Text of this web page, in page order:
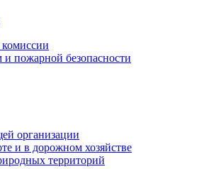
комиссии
пожарной безопасности
организации
и в дорожном хозяйстве
территорий